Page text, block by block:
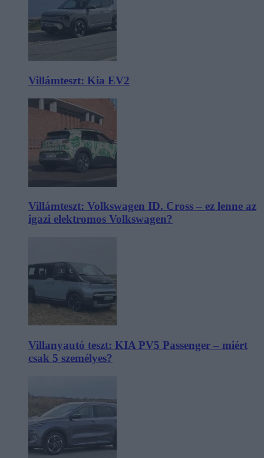
Villámteszt: Kia EV2
Villámteszt: Volkswagen ID. Cross – ez lenne az
igazi elektromos Volkswagen?
Villanyautó teszt: KIA PV5 Passenger – miért
csak 5 személyes?